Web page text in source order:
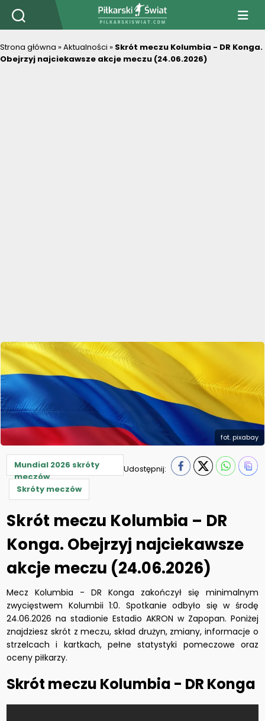
PiłkarskiSwiat.com
Strona główna »Aktualności » Skrót meczu Kolumbia - DR Konga.
Obejrzyj najciekawsze akcje meczu (24.06.2026)
fot. pixabay
Mundial 2026 skróty
meczów
Skróty meczów
Udostępnij:
Skrót meczu Kolumbia – DR
Konga. Obejrzyj najciekawsze
akcje meczu (24.06.2026)
Mecz Kolumbia - DR Konga zakończył się minimalnym
zwycięstwem Kolumbii 1:0. Spotkanie odbyło się w środę
24.06.2026 na stadionie Estadio AKRON w Zapopan. Poniżej
znajdziesz skrót z meczu, skład drużyn, zmiany, informacje o
strzelcach i kartkach, pełne statystyki pomeczowe oraz
oceny piłkarzy.
Skrót meczu Kolumbia - DR Konga